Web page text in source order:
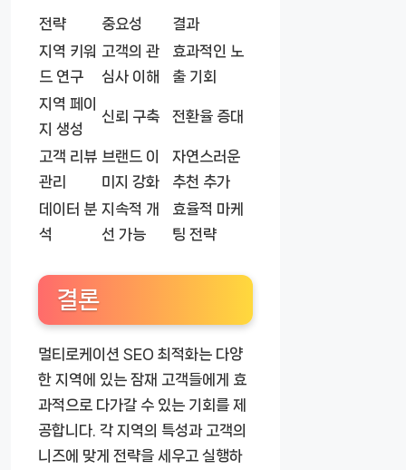
전략 중요성
결과
지역 키워
드 연구
고객의 관
심사 이해
효과적인 노
출 기회
지역 페이
지 생성
신뢰 구축 전환율 증대
고객 리뷰
관리
브랜드 이
미지 강화
자연스러운
추천 추가
데이터 분
석
지속적 개
선 가능
효율적 마케
팅 전략
결론
멀티로케이션 SEO 최적화는 다양
한 지역에 있는 잠재 고객들에게 효
과적으로 다가갈 수 있는 기회를 제
공합니다. 각 지역의 특성과 고객의
니즈에 맞게 전략을 세우고 실행하